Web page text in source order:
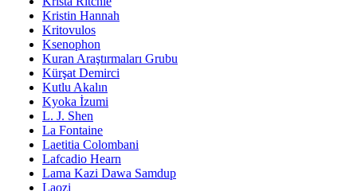
Kristin Hannah
Kritovulos
Ksenophon
Kuran Araştırmaları Grubu
Kürşat Demirci
Kutlu Akalın
Kyoka İzumi
L. J. Shen
La Fontaine
Laetitia Colombani
Lafcadio Hearn
Lama Kazi Dawa Samdup
Laozi